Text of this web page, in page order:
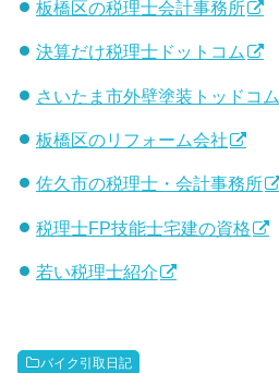
板橋区の税理士会計事務所
決算だけ税理士ドットコム
さいたま市外壁塗装トッドコム
板橋区のリフォーム会社
佐久市の税理士・会計事務所
税理士FP技能士宅建の資格
若い税理士紹介
バイク引取日記